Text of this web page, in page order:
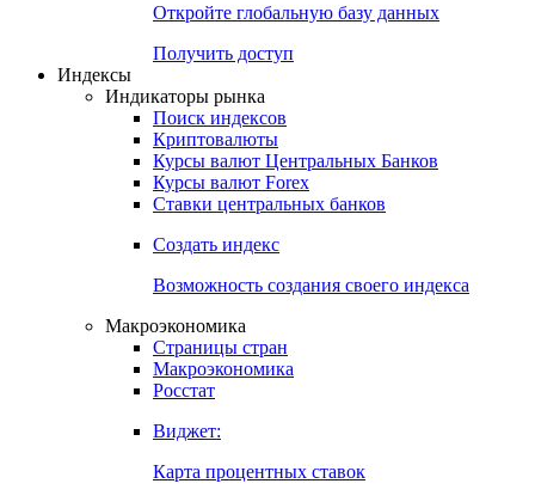
Откройте глобальную базу данных
Получить доступ
Индексы
Индикаторы рынка
Поиск индексов
Криптовалюты
Курсы валют Центральных Банков
Курсы валют Forex
Ставки центральных банков
Создать индекс
Возможность создания своего индекса
Макроэкономика
Страницы стран
Макроэкономика
Росстат
Виджет:
Карта процентных ставок